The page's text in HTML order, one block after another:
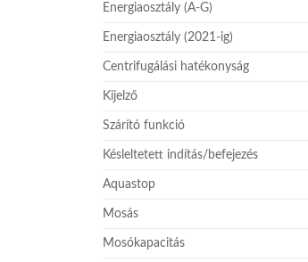
Energiaosztály (A-G)
Energiaosztály (2021-ig)
Centrifugálási hatékonyság
Kijelző
Szárító funkció
Késleltetett indítás/befejezés
Aquastop
Mosás
Mosókapacitás